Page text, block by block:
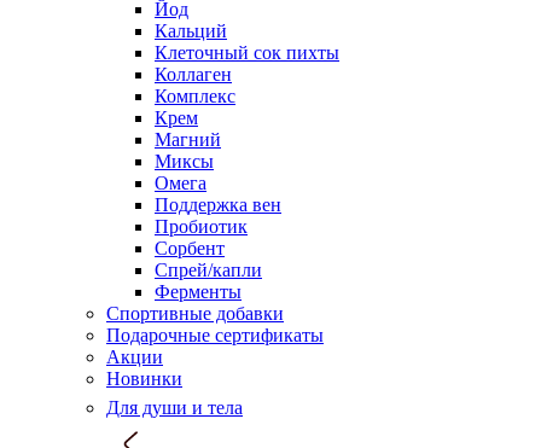
Йод
Кальций
Клеточный сок пихты
Коллаген
Комплекс
Крем
Магний
Миксы
Омега
Поддержка вен
Пробиотик
Сорбент
Спрей/капли
Ферменты
Спортивные добавки
Подарочные сертификаты
Акции
Новинки
Для души и тела